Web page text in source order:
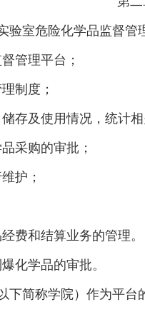
室危险化学品监督管
管理平台；
制度；
存及使用情况，统计
采购的审批；
护；
费和结算业务的管理。
化学品的审批。
简称学院）作为平台